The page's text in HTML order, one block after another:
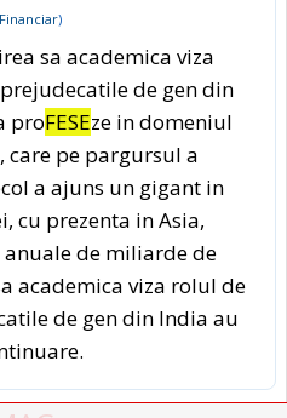
)
sa academica viza
de gen din
proFESEze in domeniul
care pe pargursul a
a ajuns un gigant in
cu prezenta in Asia,
anuale de miliarde de
academica viza rolul de
de gen din India au